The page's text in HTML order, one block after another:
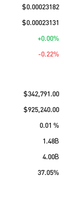
$0.00023182
$0.00023131
+0.00%
-0.22%
$342,791.00
$925,240.00
0.01 %
1.48B
4.00B
37.05%